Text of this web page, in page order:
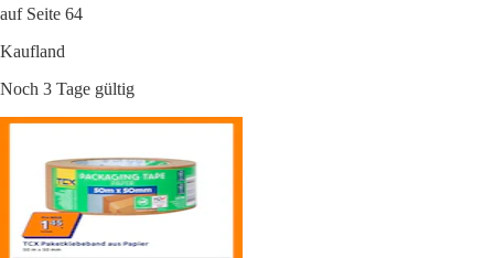
auf Seite 64
Kaufland
Noch 3 Tage gültig